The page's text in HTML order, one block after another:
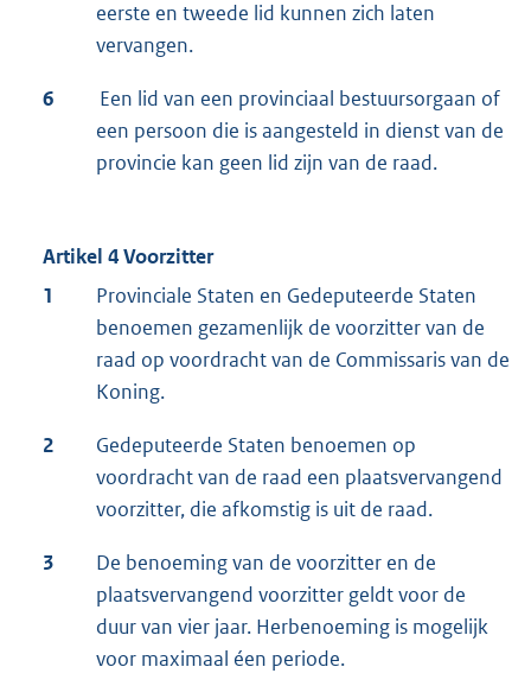
eerste en tweede lid kunnen zich laten
vervangen.
6
Een lid van een provinciaal bestuursorgaan of
een persoon die is aangesteld in dienst van de
provincie kan geen lid zijn van de raad.
Artikel 4 Voorzitter
1
Provinciale Staten en Gedeputeerde Staten
benoemen gezamenlijk de voorzitter van de
raad op voordracht van de Commissaris van de
Koning.
2
Gedeputeerde Staten benoemen op
voordracht van de raad een plaatsvervangend
voorzitter, die afkomstig is uit de raad.
3
De benoeming van de voorzitter en de
plaatsvervangend voorzitter geldt voor de
duur van vier jaar. Herbenoeming is mogelijk
voor maximaal éen periode.